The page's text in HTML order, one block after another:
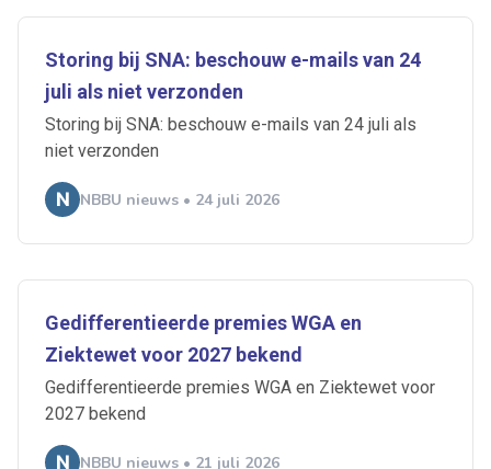
Storing bij SNA: beschouw e-mails van 24
juli als niet verzonden
Storing bij SNA: beschouw e-mails van 24 juli als
niet verzonden
NBBU nieuws • 24 juli 2026
Gedifferentieerde premies WGA en
Ziektewet voor 2027 bekend
Gedifferentieerde premies WGA en Ziektewet voor
2027 bekend
NBBU nieuws • 21 juli 2026